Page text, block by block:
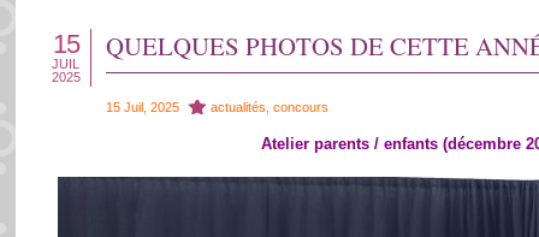
QUELQUES PHOTOS DE CETTE
15
JUIL
2025
15 Juil, 2025 actualités concours
Atelier parents / enfants (décembre